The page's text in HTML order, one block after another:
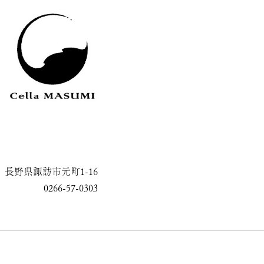
長野県諏訪市元町1-16
0266-57-0303